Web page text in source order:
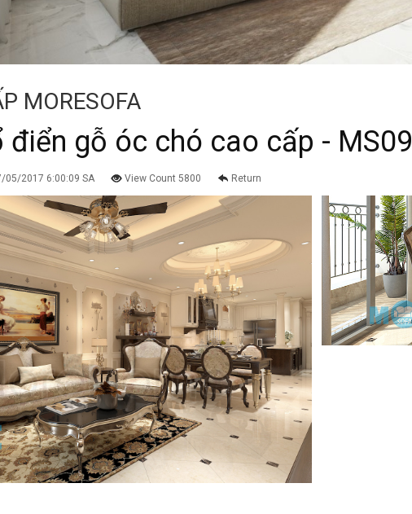
MORESOFA
điển gỗ óc chó cao cấp - MS09
05/2017 6:00:09 SA View Count 5800 Return